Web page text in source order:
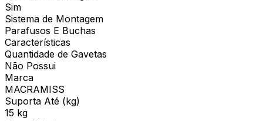
Sim
Sistema de Montagem
Parafusos E Buchas
Características
Quantidade de Gavetas
Não Possui
Marca
MACRAMISS
Suporta Até (kg)
15 kg